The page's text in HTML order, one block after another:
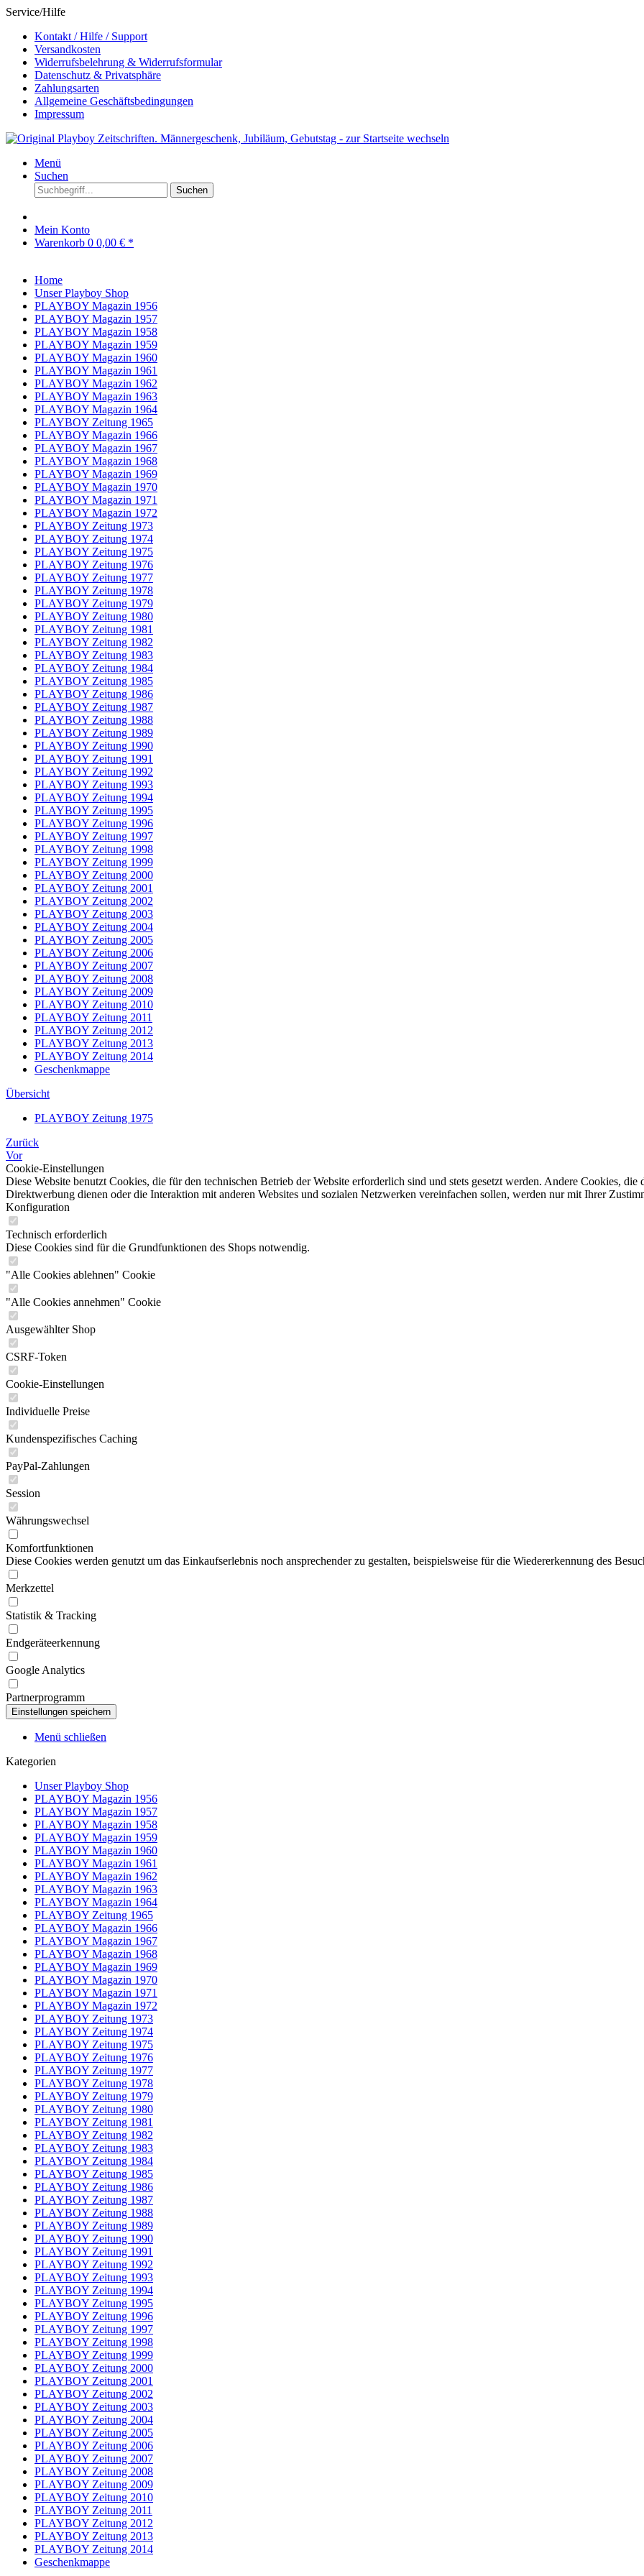
Service/Hilfe
Kontakt / Hilfe / Support
Versandkosten
Widerrufsbelehrung & Widerrufsformular
Datenschutz & Privatsphäre
Zahlungsarten
Allgemeine Geschäftsbedingungen
Impressum
Menü
Suchen
Suchen
Mein Konto
Warenkorb 0 0,00 € *
Home
Unser Playboy Shop
PLAYBOY Magazin 1956
PLAYBOY Magazin 1957
PLAYBOY Magazin 1958
PLAYBOY Magazin 1959
PLAYBOY Magazin 1960
PLAYBOY Magazin 1961
PLAYBOY Magazin 1962
PLAYBOY Magazin 1963
PLAYBOY Magazin 1964
PLAYBOY Zeitung 1965
PLAYBOY Magazin 1966
PLAYBOY Magazin 1967
PLAYBOY Magazin 1968
PLAYBOY Magazin 1969
PLAYBOY Magazin 1970
PLAYBOY Magazin 1971
PLAYBOY Magazin 1972
PLAYBOY Zeitung 1973
PLAYBOY Zeitung 1974
PLAYBOY Zeitung 1975
PLAYBOY Zeitung 1976
PLAYBOY Zeitung 1977
PLAYBOY Zeitung 1978
PLAYBOY Zeitung 1979
PLAYBOY Zeitung 1980
PLAYBOY Zeitung 1981
PLAYBOY Zeitung 1982
PLAYBOY Zeitung 1983
PLAYBOY Zeitung 1984
PLAYBOY Zeitung 1985
PLAYBOY Zeitung 1986
PLAYBOY Zeitung 1987
PLAYBOY Zeitung 1988
PLAYBOY Zeitung 1989
PLAYBOY Zeitung 1990
PLAYBOY Zeitung 1991
PLAYBOY Zeitung 1992
PLAYBOY Zeitung 1993
PLAYBOY Zeitung 1994
PLAYBOY Zeitung 1995
PLAYBOY Zeitung 1996
PLAYBOY Zeitung 1997
PLAYBOY Zeitung 1998
PLAYBOY Zeitung 1999
PLAYBOY Zeitung 2000
PLAYBOY Zeitung 2001
PLAYBOY Zeitung 2002
PLAYBOY Zeitung 2003
PLAYBOY Zeitung 2004
PLAYBOY Zeitung 2005
PLAYBOY Zeitung 2006
PLAYBOY Zeitung 2007
PLAYBOY Zeitung 2008
PLAYBOY Zeitung 2009
PLAYBOY Zeitung 2010
PLAYBOY Zeitung 2011
PLAYBOY Zeitung 2012
PLAYBOY Zeitung 2013
PLAYBOY Zeitung 2014
Geschenkmappe
Übersicht
PLAYBOY Zeitung 1975
Zurück
Vor
Cookie-Einstellungen
Diese Website benutzt Cookies, die für den technischen Betrieb der Website erforderlich sind und stets gesetzt werden. Andere Cookies,
Direktwerbung dienen oder die Interaktion mit anderen Websites und sozialen Netzwerken vereinfachen sollen, werden nur mit Ihrer
Konfiguration
Technisch erforderlich
Diese Cookies sind für die Grundfunktionen des Shops notwendig.
"Alle Cookies ablehnen" Cookie
"Alle Cookies annehmen" Cookie
Ausgewählter Shop
CSRF-Token
Cookie-Einstellungen
Individuelle Preise
Kundenspezifisches Caching
PayPal-Zahlungen
Session
Währungswechsel
Komfortfunktionen
Diese Cookies werden genutzt um das Einkaufserlebnis noch ansprechender zu gestalten, beispielsweise für die Wiedererkennung des
Merkzettel
Statistik & Tracking
Endgeräteerkennung
Google Analytics
Partnerprogramm
Menü schließen
Kategorien
Unser Playboy Shop
PLAYBOY Magazin 1956
PLAYBOY Magazin 1957
PLAYBOY Magazin 1958
PLAYBOY Magazin 1959
PLAYBOY Magazin 1960
PLAYBOY Magazin 1961
PLAYBOY Magazin 1962
PLAYBOY Magazin 1963
PLAYBOY Magazin 1964
PLAYBOY Zeitung 1965
PLAYBOY Magazin 1966
PLAYBOY Magazin 1967
PLAYBOY Magazin 1968
PLAYBOY Magazin 1969
PLAYBOY Magazin 1970
PLAYBOY Magazin 1971
PLAYBOY Magazin 1972
PLAYBOY Zeitung 1973
PLAYBOY Zeitung 1974
PLAYBOY Zeitung 1975
PLAYBOY Zeitung 1976
PLAYBOY Zeitung 1977
PLAYBOY Zeitung 1978
PLAYBOY Zeitung 1979
PLAYBOY Zeitung 1980
PLAYBOY Zeitung 1981
PLAYBOY Zeitung 1982
PLAYBOY Zeitung 1983
PLAYBOY Zeitung 1984
PLAYBOY Zeitung 1985
PLAYBOY Zeitung 1986
PLAYBOY Zeitung 1987
PLAYBOY Zeitung 1988
PLAYBOY Zeitung 1989
PLAYBOY Zeitung 1990
PLAYBOY Zeitung 1991
PLAYBOY Zeitung 1992
PLAYBOY Zeitung 1993
PLAYBOY Zeitung 1994
PLAYBOY Zeitung 1995
PLAYBOY Zeitung 1996
PLAYBOY Zeitung 1997
PLAYBOY Zeitung 1998
PLAYBOY Zeitung 1999
PLAYBOY Zeitung 2000
PLAYBOY Zeitung 2001
PLAYBOY Zeitung 2002
PLAYBOY Zeitung 2003
PLAYBOY Zeitung 2004
PLAYBOY Zeitung 2005
PLAYBOY Zeitung 2006
PLAYBOY Zeitung 2007
PLAYBOY Zeitung 2008
PLAYBOY Zeitung 2009
PLAYBOY Zeitung 2010
PLAYBOY Zeitung 2011
PLAYBOY Zeitung 2012
PLAYBOY Zeitung 2013
PLAYBOY Zeitung 2014
Geschenkmappe